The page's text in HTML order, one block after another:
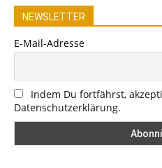
NEWSLETTER
E-Mail-Adresse
Indem Du fortfährst,
Datenschutzerklärung.